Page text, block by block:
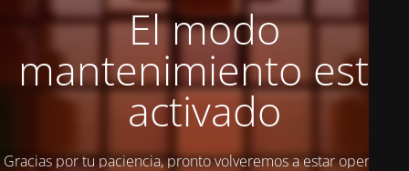
El modo
mantenimiento está
activado
Gracias por tu paciencia, pronto volveremos a estar operativos